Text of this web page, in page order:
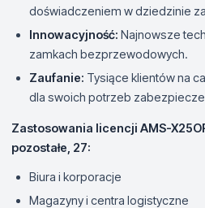
doświadczeniem w dziedzinie
Innowacyjność: Najnowsze
zamkach bezprzewodowych.
Zaufanie: Tysiące klientów na
dla swoich potrzeb
Zastosowania licencji AMS-
pozostałe, 27:
Biura i korporacje
Magazyny i centra logistyczne